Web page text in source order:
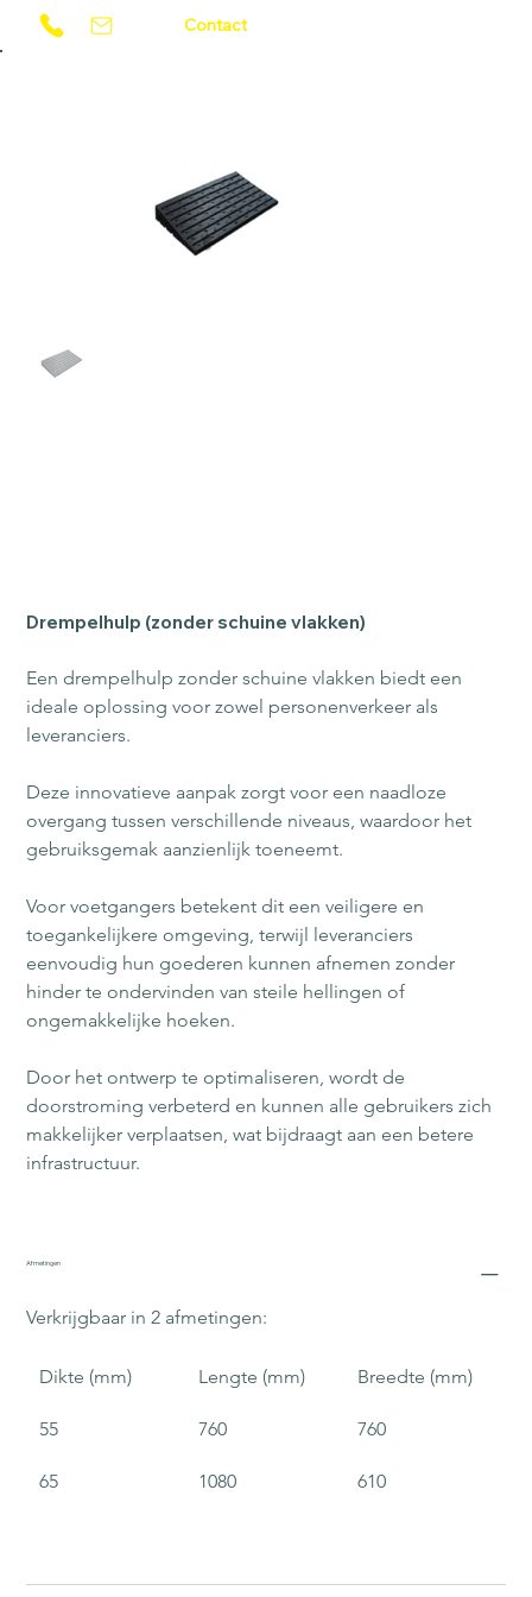
Contact
Drempelhulp (zonder schuine vlakken)
Een drempelhulp zonder schuine vlakken biedt een
ideale oplossing voor zowel personenverkeer als
leveranciers.
Deze innovatieve aanpak zorgt voor een naadloze
overgang tussen verschillende niveaus, waardoor het
gebruiksgemak aanzienlijk toeneemt.
Voor voetgangers betekent dit een veiligere en
toegankelijkere omgeving, terwijl leveranciers
eenvoudig hun goederen kunnen afnemen zonder
hinder te ondervinden van steile hellingen of
ongemakkelijke hoeken.
Door het ontwerp te optimaliseren, wordt de
doorstroming verbeterd en kunnen alle gebruikers zich
makkelijker verplaatsen, wat bijdraagt aan een betere
infrastructuur.
Afmetingen
Verkrijgbaar in 2 afmetingen:
Dikte (mm) Lengte (mm) Breedte (mm)
55 760 760
65 1080 610